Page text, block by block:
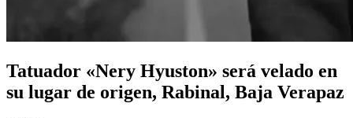
Tatuador «Nery Hyuston» será velado en
su lugar de origen, Rabinal, Baja Verapaz